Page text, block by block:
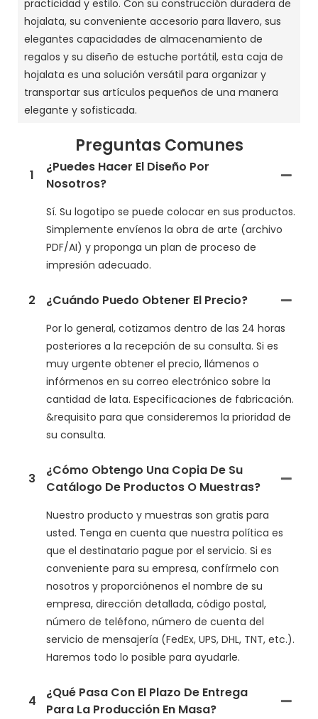
practicidad y estilo. Con su construcción duradera de
hojalata, su conveniente accesorio para llavero, sus
elegantes capacidades de almacenamiento de
regalos y su diseño de estuche portátil, esta caja de
hojalata es una solución versátil para organizar y
transportar sus artículos pequeños de una manera
elegante y sofisticada.
Preguntas Comunes
1
¿Puedes Hacer El Diseño Por
Nosotros?
Sí. Su logotipo se puede colocar en sus productos.
Simplemente envíenos la obra de arte (archivo
PDF/AI) y proponga un plan de proceso de
impresión adecuado.
2 ¿Cuándo Puedo Obtener El Precio?
Por lo general, cotizamos dentro de las 24 horas
posteriores a la recepción de su consulta. Si es
muy urgente obtener el precio, llámenos o
infórmenos en su correo electrónico sobre la
cantidad de lata. Especificaciones de fabricación.
&requisito para que consideremos la prioridad de
su consulta.
3
¿Cómo Obtengo Una Copia De Su
Catálogo De Productos O Muestras?
Nuestro producto y muestras son gratis para
usted. Tenga en cuenta que nuestra política es
que el destinatario pague por el servicio. Si es
conveniente para su empresa, confírmelo con
nosotros y proporciónenos el nombre de su
empresa, dirección detallada, código postal,
número de teléfono, número de cuenta del
servicio de mensajería (FedEx, UPS, DHL, TNT, etc.).
Haremos todo lo posible para ayudarle.
4
¿Qué Pasa Con El Plazo De Entrega
Para La Producción En Masa?